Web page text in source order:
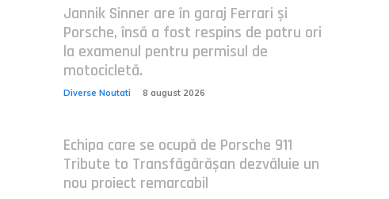
Jannik Sinner are în garaj Ferrari și
Porsche, însă a fost respins de patru ori
la examenul pentru permisul de
motocicletă.
Diverse Noutati 8 august 2026
Echipa care se ocupă de Porsche 911
Tribute to Transfăgărășan dezvăluie un
nou proiect remarcabil